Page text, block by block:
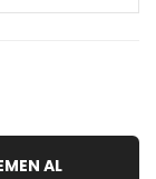
AL